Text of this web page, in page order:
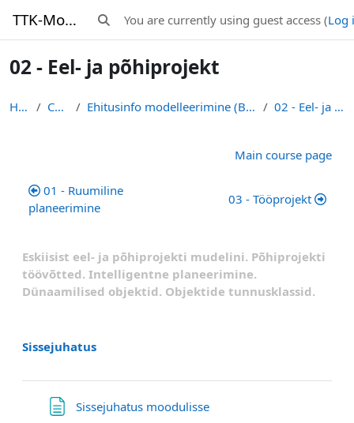
TTK-Moodle Toggle search input
You are currently using guest access (Log
02 - Eel- ja põhiprojekt
Home Courses Ehitusinfo modelleerimine (BIM) (EHE011) - R. Puust 02 - Eel- ja põhiprojekt
Main course page
01 - Ruumiline
planeerimine
03 - Tööprojekt
Eskiisist eel- ja põhiprojekti mudelini. Põhiprojekti
töövõtted. Intelligentne planeerimine.
Dünaamilised objektid. Objektide tunnusklassid.
Sissejuhatus
Sissejuhatus moodulissePage